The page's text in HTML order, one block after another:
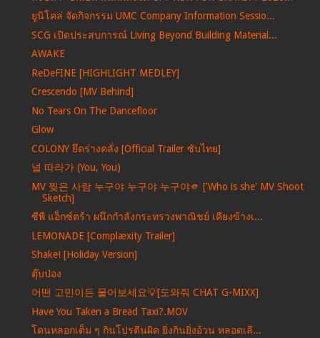
ยูนิโคล่ จัดกิจกรรม UMC Company Information Sessio...
SCG เปิดประสบการณ์ Living Beyond Building Material...
AWAKE
ReDeFINE [HIGHLIGHT MEDLEY]
Crescendo [MV Behind]
No Tears On The Dancefloor
Glow
COLONY ยึดร่างคลั่ง [Official Trailer ซับไทย]
널 따라가 (You, You)
MV 찢은 사람 누구야 누구야 누구야🫵 ['Who is she' MV Shoot
Sketch]
ซีพี แอ็กซ์ตร้า ผนึกกำลังกระทรวงพาณิชย์ เคียงข้างเ...
LEMONADE [Complæxity Trailer]
Shake! [Holiday Version]
ตุ๊บป่อง
어떤 고민이든 물어보세요💡[도와줘 CHAT G-MIXX]
Have You Taken a Bread Taxi?.MOV
โดนหลอกเต็ม ๆ กินโปรตีนผิด ยิ่งกินยิ่งอ้วน หลอดเลื...